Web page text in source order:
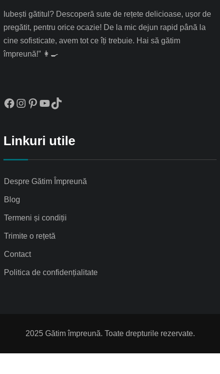
Iubești gătitul? Descoperă sute de rețete delicioase, ușor de
pregătit, pentru orice ocazie! De la mic dejun rapid până la
cine sofisticate, avem tot ce îți trebuie. Hai să gătim
împreună!” 👩‍🍳
Linkuri utile
Despre Gătim Împreună
Blog
Termeni și condiții
Trimite o rețetă
Contact
Politica de confidențialitate
2025 Gătim împreună. Toate drepturile rezervate.